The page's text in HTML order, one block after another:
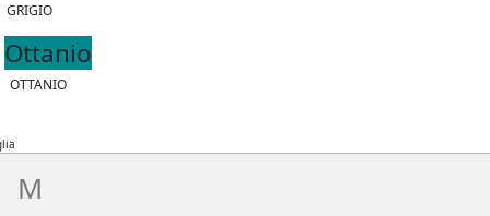
GRIGIO
Ottanio
OTTANIO